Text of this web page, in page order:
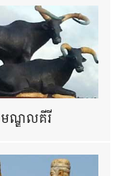
មណ្ឌលគីរី